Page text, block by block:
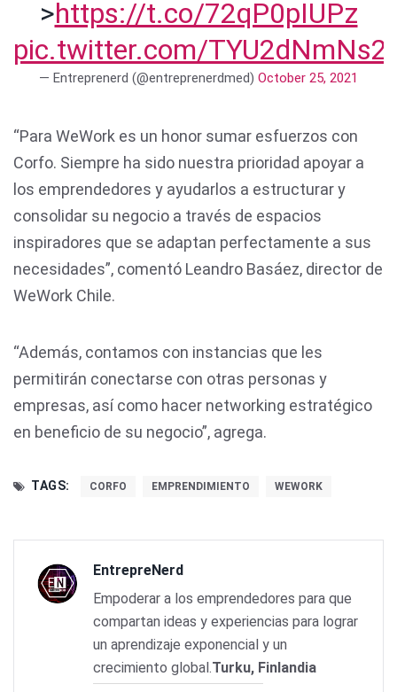
>https://t.co/72qP0pIUPz
pic.twitter.com/TYU2dNmNs2
— Entreprenerd (@entreprenerdmed) October 25, 2021
“Para WeWork es un honor sumar esfuerzos con
Corfo. Siempre ha sido nuestra prioridad apoyar a
los emprendedores y ayudarlos a estructurar y
consolidar su negocio a través de espacios
inspiradores que se adaptan perfectamente a sus
necesidades”, comentó Leandro Basáez, director de
WeWork Chile.
“Además, contamos con instancias que les
permitirán conectarse con otras personas y
empresas, así como hacer networking estratégico
en beneficio de su negocio”, agrega.
TAGS: CORFO EMPRENDIMIENTO WEWORK
EntrepreNerd
Empoderar a los emprendedores para que
compartan ideas y experiencias para lograr
un aprendizaje exponencial y un
crecimiento global.Turku, Finlandia